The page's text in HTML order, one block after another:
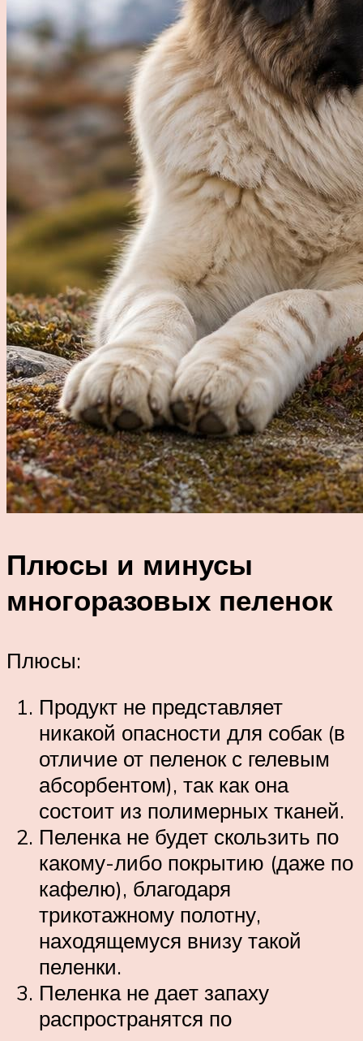
Плюсы и минусы
многоразовых пеленок
Плюсы:
Продукт не представляет
никакой опасности для собак (в
отличие от пеленок с гелевым
абсорбентом), так как она
состоит из полимерных тканей.
Пеленка не будет скользить по
какому-либо покрытию (даже по
кафелю), благодаря
трикотажному полотну,
находящемуся внизу такой
пеленки.
Пеленка не дает запаху
распространятся по